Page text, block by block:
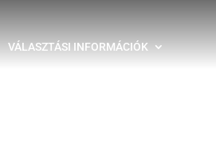
VÁLASZTÁSI INFORMÁCIÓK